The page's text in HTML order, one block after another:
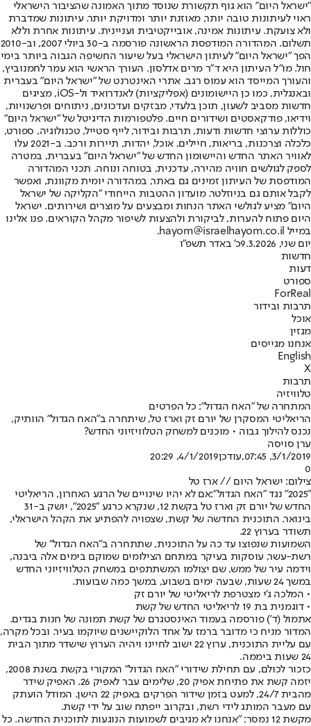
"ישראל היום" הוא גוף תקשורת שנוסד מתוך האמונה שהציבור הישראלי
ראוי לעיתונות טובה יותר, מאוזנת יותר ומדויקת יותר. עיתונות שמדברת
ולא צועקת. עיתונות אמינה, אובייקטיבית ועניינית. עיתונות אחרת וללא
תשלום. המהדורה המודפסת הראשונה פורסמה ב-30 ביולי 2007, וב-2010
הפך "ישראל היום" לעיתון הישראלי בעל שיעור החשיפה הגבוה ביותר בימי
חול. מו"ל העיתון היא ד"ר מרים אדלסון. העורך הראשי הוא עמר לחמנוביץ,
והעורך המייסד הוא עמוס רגב. אתרי האינטרנט של "ישראל היום" בעברית
ובאנגלית, כמו כן היישומונים (אפליקציות) לאנדרואיד ול-iOS, מציגים
חדשות מסביב לשעון, תוכן בלעדי, מבזקים ועדכונים, ניתוחים ופרשנויות,
וידיאו, פודקאסטים ושידורים חיים. פלטפורמות הדיגיטל של "ישראל היום"
כוללות ערוצי חדשות ודעות, תרבות ובידור, לייף סטייל, טכנולוגיה, ספורט,
כלכלה וצרכנות, בריאות, חיילים, אוכל, יהדות, תיירות ורכב. ב-2021 עלו
לאוויר האתר החדש והיישומון החדש של "ישראל היום" בעברית, במטרה
לספק לגולשים חוויה מהירה, עדכנית, בטוחה ונוחה. תכני המהדורה
המודפסת של העיתון זמינים גם באתר, במהדורה יומית מקוונת, ואפשר
לקבל אותם גם בניוזלטר. מועדון ההטבות הייחודי "הקליקה של ישראל
היום" מציע לגולשי האתר הנחות ומבצעים על מוצרים ושירותים. ישראל
היום פתוח להערות, לביקורת ולהצעות לשיפור מקהל הקוראים. פנו אלינו
במייל hayom@israelhayom.co.il.
יום שני, 9.3.2026
כ' באדר תשפ"ו
חדשות
דעות
ספורט
ForReal
תרבות ובידור
אוכל
מגזין
אנחנו מגייסים
English
X
תרבות
טלוויזיה
המתחרה של "האח הגדול": כל הפרטים
הריאליטי המסקרן של יורם זק וארז טל, שיתחרה ב"האח הגדול" הוותיק,
נכנס להילוך גבוה • מוכנים למשחק הטלוויזיוני החדש?
ערן סויסה
3/1/2019, 07:45
,עודכן4/1/2019, 20:29
0
צילום: ישראל היום // ארז טל
"2025" נגד "האח הגדול":
אם לא יהיו שינויים של הרגע האחרון, הריאליטי
החדש של יורם זק וארז טל בקשת ‭ ,12‬שנקרא כרגע ‭ ,"2025"‬יושק ב-31
בינואר. התוכנית החדשה של קשת, שצפויה להפתיע את הקהל הישראלי,
תשודר בערוץ 22
.
השמועות שנפוצו עד כה על התוכנית, שתתחרה ב"האח הגדול" של
רשת-עשר, עוסקות בעיקר במתחם הצילומים שמוקם בימים אלה ביבנה,
וידמה עיר של ממש, שם יצולמו המשתתפים במשחק הטלוויזיוני החדש
במשך ‭ 24‬שעות, שבעה ימים בשבוע, במשך כמה שבועות.
• המלכה ג'י מצטרפת לריאליטי של יורם זק
• דוגמנית בת 19 לריאליטי החדש של קשת
אתמול (ד') פורסמה בעמוד האינסטגרם של קשת תמונה של חנות בגדים.
המדור מניח כי מדובר ברמז על אחד הלוקיישנים שיוקמו בעיר. ובכל מקרה,
עם עליית התוכנית, ערוץ 22 ישוב לחיינו ויהיה הערוץ שישדר מתוך הבית
24 שעות ביממה.
כזכור לכולם, עם תחילת שידורי "האח הגדול
" המקורי בקשת בשנת 2008,
‬יזמה קשת את פתיחת אפיק 20, שלימים עבר לאפיק ‭.26‬ האפיק שידר
מהבית 24/7, למעט בזמן שידור הפרקים באפיק 22 הישן. המודל הועתק
עם מעבר המותג לידי רשת, ובקרוב ייפתח שוב על ידי קשת.
מקשת ‭ 12‬נמסר: "אנחנו לא מגיבים לשמועות הנוגעות לתוכנית החדשה. כל